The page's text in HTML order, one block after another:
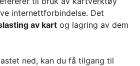
internettforbindelse. Det
av kart og lagring av dem
ned, kan du få tilgang til